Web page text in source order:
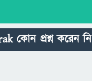
কোন প্রশ্ন করেন নি